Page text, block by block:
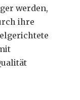
werden,
ihre